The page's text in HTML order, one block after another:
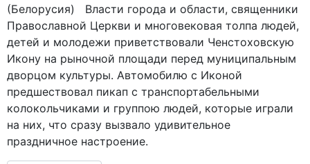
(Белорусия) Власти города и области, священники
Православной Церкви и многовековая толпа людей,
детей и молодежи приветствовали Ченстоховскую
Икону на рыночной площади перед муниципальным
дворцом культуры. Автомобилю с Иконой
предшествовал пикап с транспортабельными
колокольчиками и группою людей, которые играли
на них, что сразу вызвало удивительное
праздничное настроение.